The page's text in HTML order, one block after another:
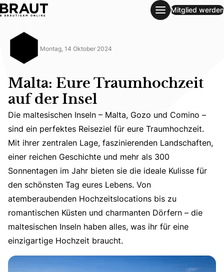
Mitglied werden
Montag, 14 Oktober 2024
Malta: Eure Traumhochzeit
auf der Insel
Die maltesischen Inseln – Malta, Gozo und Comino –
Die maltesischen Inseln – Malta, Gozo und Comino –
sind ein perfektes Reiseziel für eure Traumhochzeit.
Mit ihrer zentralen Lage, faszinierenden Landschaften,
einer reichen Geschichte und mehr als 300
Sonnentagen im Jahr bieten sie die ideale Kulisse für
den schönsten Tag eures Lebens. Von
atemberaubenden Hochzeitslocations bis zu
romantischen Küsten und charmanten Dörfern – die
maltesischen Inseln haben alles, was ihr für eine
einzigartige Hochzeit braucht.